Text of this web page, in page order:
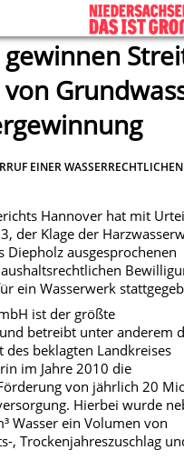
EINER WASSERRECHTLICHEN
Hannover hat mit
der Klage der
Diepholz ausgesprochenen
ein Wasserwerk
ist der größte
betreibt unter anderem
des beklagten Landkreises
im Jahre 2010 die
von jährlich 20
Hierbei wurde
Wasser ein Volumen von
, Trockenjahreszuschlag